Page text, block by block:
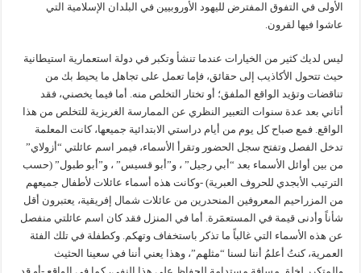
الأولى في التفوق المفترض لليهود الأوروبيين في البلدان الإسلامية التي
عاشوا فيها لقرون.
ليس لديك كثير من الخيارات عندما تنشأ وتكبر في دولة استعمارية استيطانية
حيث تتحول الأكاذيب إلى حقائق، فإما تعمل على تجاهل ما يحيط بك من
تناقضات وتؤيد الواقع الملفق؛ أو تختار التخلص منه. أما فيما يخصني، فقد
أتاني بعد عدة سنوات التعبير النظري عن الممارسة الغريزية للتخلص من هذا
الواقع. فمع صباح كل يوم من أيام دراستي الابتدائية جميعها، كانت المعلمة
تدخل الفصل وتفتح سجل الحضور وتقرأ الأسماء، فيمر اسم عائلتي “أزولاي”
من بين أوائل الأسماء بعد “أبي رجيل” ، و”أبو قسيس” ، و”أبو طبول” (حسب
الترتيب الأبجدي للحروف العبرية) -وكانت هذه أسماء عائلات لأطفال جميعهم
من المزراحيم المعروفين المنحدرين من عائلات شمال إفريقية، يعتبرون أقل
شأناً وأدنى قيمة في المستعمَرة. أما في المنزل فقد كان اسم عائلتي منفصل
عن هذه الأسماء التي غالباً ما تذكر باستخفاف وتهكم. وكطفلة في تلك الفئة
العمرية، كنتُ أعلمُ أننا لسنا “مثلهم”، وهذا يعني أننا في سعينا الحثيث